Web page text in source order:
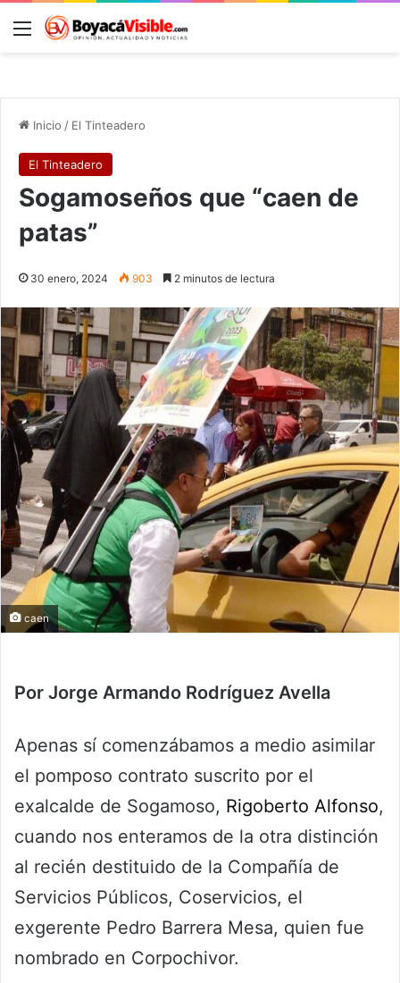
Menú
Inicio / El Tinteadero
El Tinteadero
Sogamoseños que “caen de
patas”
30 enero, 2024 903 2 minutos de lectura
caen
Por Jorge Armando Rodríguez Avella
Apenas sí comenzábamos a medio asimilar
el pomposo contrato suscrito por el
exalcalde de Sogamoso, Rigoberto Alfonso,
cuando nos enteramos de la otra distinción
al recién destituido de la Compañía de
Servicios Públicos, Coservicios, el
exgerente Pedro Barrera Mesa, quien fue
nombrado en Corpochivor.